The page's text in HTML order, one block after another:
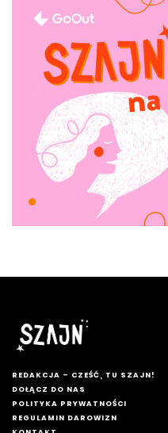
REDAKCJA – CZEŚĆ, TU SZAJN!
DOŁĄCZ DO NAS
POLITYKA PRYWATNOŚCI
REGULAMIN DAROWIZN